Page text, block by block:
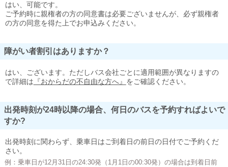
はい、可能です。
ご予約時に親権者の方の同意書は必要ございませんが、必ず親権者
の方の同意を得た上でお申込みください。
障がい者割引はありますか？
はい、ございます。ただしバス会社ごとに適用範囲が異なりますの
で詳細は 『おからだの不自由な方へ』 をご確認ください。
出発時刻が24時以降の場合、何日のバスを予約すればよいで
すか?
出発時刻に関わらず、乗車日はご到着日の前日の日付でご予約くだ
さい。
例：乗車日が12月31日の24:30発（1月1日の00:30発）の場合は到着日前